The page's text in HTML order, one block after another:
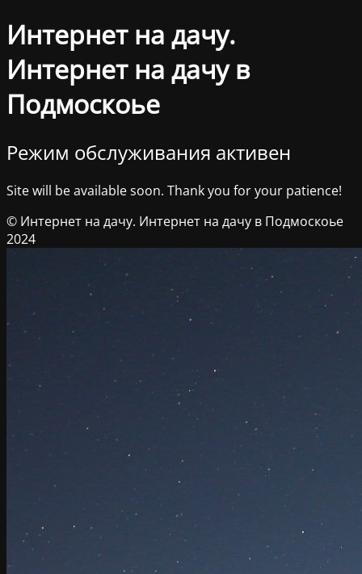
Интернет на дачу.
Интернет на дачу в
Подмоскоье
Режим обслуживания активен
Site will be available soon. Thank you for your patience!
© Интернет на дачу. Интернет на дачу в Подмоскоье
2024